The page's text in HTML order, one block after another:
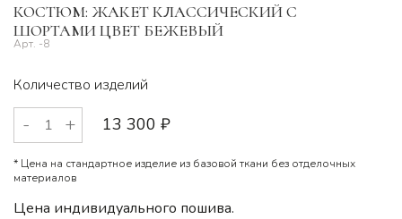
КОСТЮМ: ЖАКЕТ КЛАССИЧЕСКИЙ С
ШОРТАМИ ЦВЕТ БЕЖЕВЫЙ
-8
Количество изделий
13 300 ₽
* Цена на стандартное изделие из базовой ткани без отделочных
материалов
Цена индивидуального пошива.